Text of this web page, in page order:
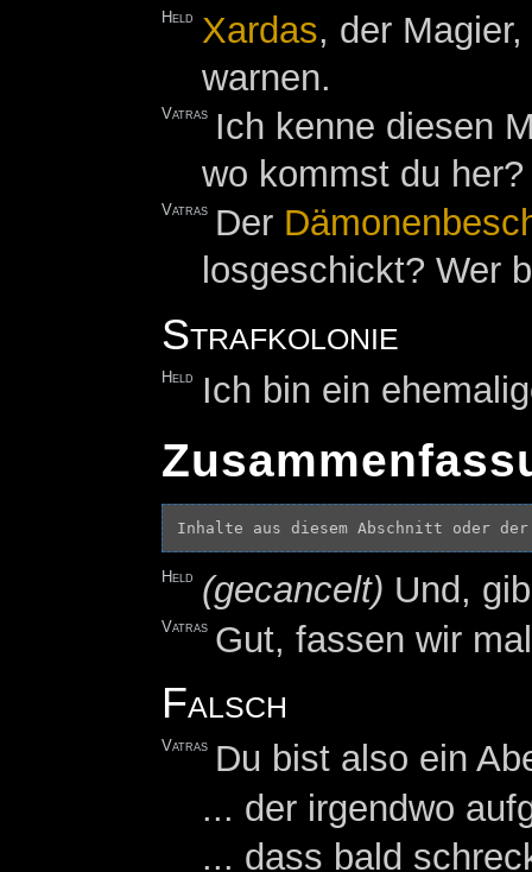
Held Xardas, der
warnen.
Vatras Ich kenne diesen
wo kommst du her?
Vatras Der
losgeschickt? Wer
Strafkolonie
Held Ich bin ein
Inhalte aus diesem Abschnitt oder
Held (gecancelt) Und,
Vatras Gut, fassen wir
Falsch
Vatras Du bist also ein
... der irgendwo
... dass bald